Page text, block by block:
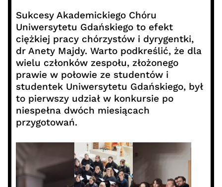
Sukcesy Akademickiego Chóru
Uniwersytetu Gdańskiego to efekt
ciężkiej pracy chórzystów i dyrygentki,
dr Anety Majdy. Warto podkreślić, że dla
wielu członków zespołu, złożonego
prawie w połowie ze studentów i
studentek Uniwersytetu Gdańskiego, był
to pierwszy udział w konkursie po
niespełna dwóch miesiącach
przygotowań.